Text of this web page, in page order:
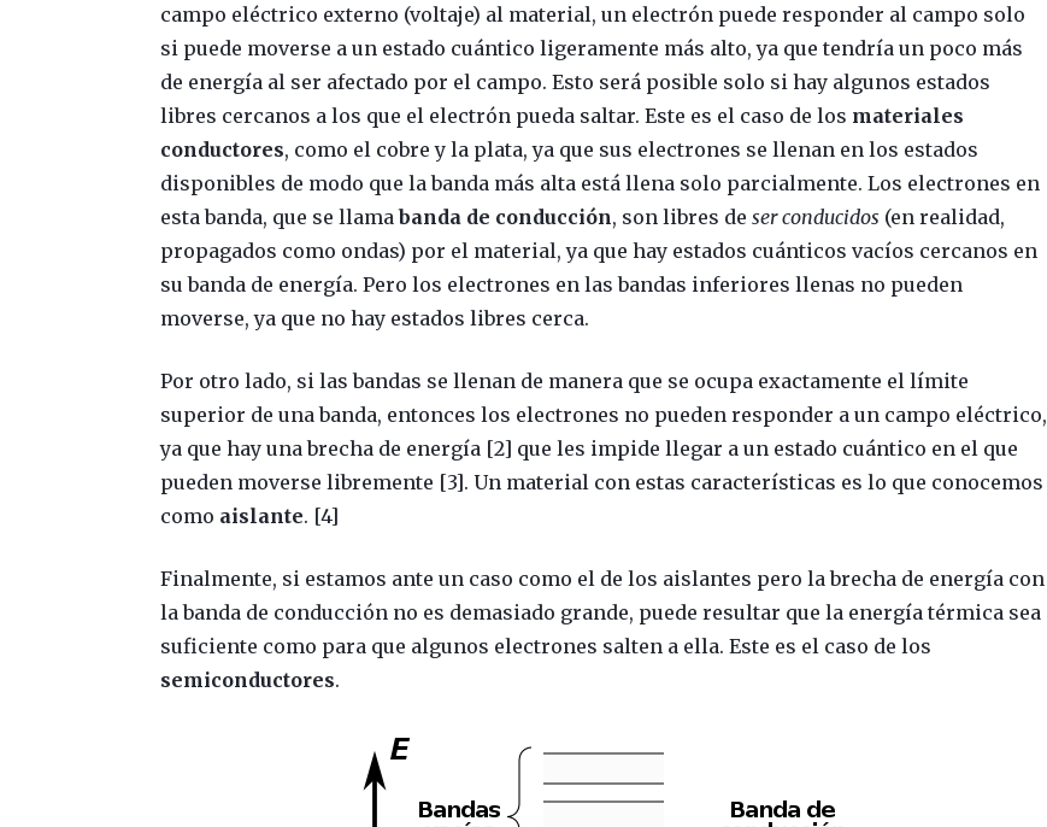
campo eléctrico externo (voltaje) al material, un electrón puede responder al campo solo
si puede moverse a un estado cuántico ligeramente más alto, ya que tendría un poco más
de energía al ser afectado por el campo. Esto será posible solo si hay algunos estados
libres cercanos a los que el electrón pueda saltar. Este es el caso de los materiales
conductores, como el cobre y la plata, ya que sus electrones se llenan en los estados
disponibles de modo que la banda más alta está llena solo parcialmente. Los electrones en
esta banda, que se llamabanda de conducción, son libres deser conducidos (en realidad,
propagados como ondas) por el material, ya que hay estados cuánticos vacíos cercanos en
su banda de energía. Pero los electrones en las bandas inferiores llenas no pueden
moverse, ya que no hay estados libres cerca.
Por otro lado, si las bandas se llenan de manera que se ocupa exactamente el límite
superior de una banda, entonces los electrones no pueden responder a un campo eléctrico,
ya que hay una brecha de energía [2] que les impide llegar a un estado cuántico en el que
pueden moverse libremente [3]. Un material con estas características es lo que conocemos
como aislante. [4]
Finalmente, si estamos ante un caso como el de los aislantes pero la brecha de energía con
la banda de conducción no es demasiado grande, puede resultar que la energía térmica sea
suficiente como para que algunos electrones salten a ella. Este es el caso de los
semiconductores.